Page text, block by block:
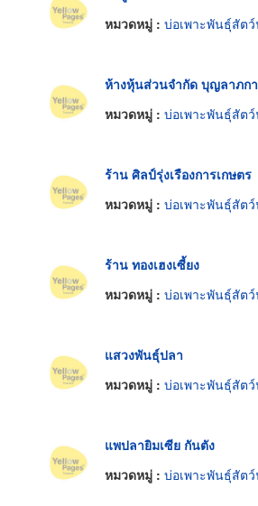
หมวดหมู่ : บ่อเพาะพันธุ์สัต
ห้างหุ้นส่วนจำกัด บุญลาภก
หมวดหมู่ : บ่อเพาะพันธุ์สัต
ร้าน ศิลป์รุ่งเรืองการเกษตร
หมวดหมู่ : บ่อเพาะพันธุ์สัต
ร้าน ทองเฮงเซี้ยง
หมวดหมู่ : บ่อเพาะพันธุ์สัต
แสวงพันธุ์ปลา
หมวดหมู่ : บ่อเพาะพันธุ์สัต
แพปลายิมเซีย กันตัง
หมวดหมู่ : บ่อเพาะพันธุ์สัต